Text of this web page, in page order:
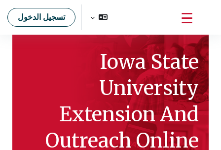
تسجيل الدخول
Iowa State
University
Extension And
Outreach Online